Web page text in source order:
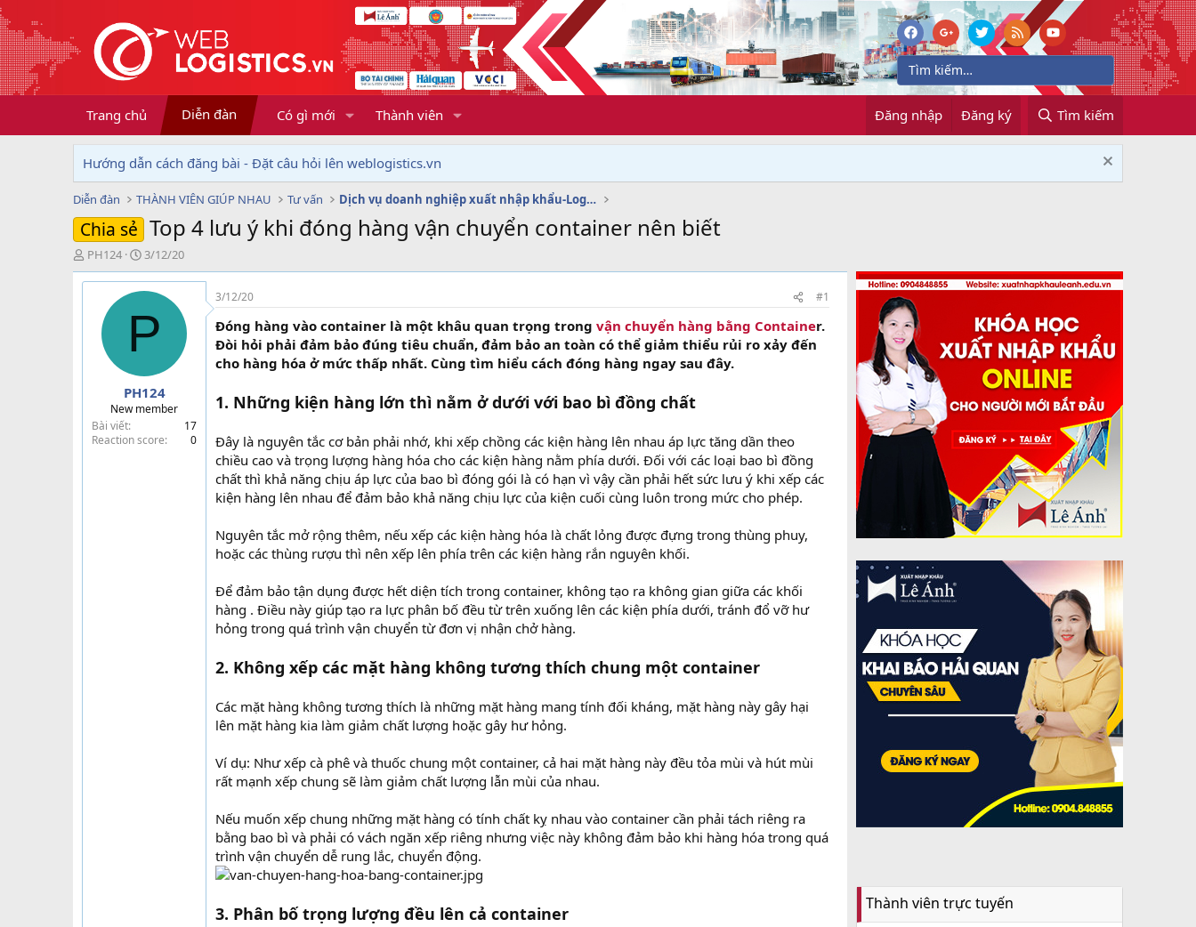
Trang chủ Diễn đàn Có gì mới Thành viên Đăng nhập Đăng ký Tìm kiếm
Hướng dẫn cách đăng bài - Đặt câu hỏi lên weblogistics.vn
Diễn đàn THÀNH VIÊN GIÚP NHAU Tư vấn Dịch vụ doanh nghiệp xuất nhập khẩu-Logistics
Chia sẻ Top 4 lưu ý khi đóng hàng vận chuyển container nên biết
T
h
r
PH124
N
g
à
g
ử
3/12/20
P
PH124
New member
Bài viết
17
Reaction score
0
3/12/20 #1
Đóng hàng vào container là một khâu quan trọng trong vận chuyển hàng bằng Container.
Đòi hỏi phải đảm bảo đúng tiêu chuẩn, đảm bảo an toàn có thể giảm thiểu rủi ro xảy đến
cho hàng hóa ở mức thấp nhất. Cùng tìm hiểu cách đóng hàng ngay sau đây.
1. Những kiện hàng lớn thì nằm ở dưới với bao bì đồng chất
Đây là nguyên tắc cơ bản phải nhớ, khi xếp chồng các kiện hàng lên nhau áp lực tăng dần theo
chiều cao và trọng lượng hàng hóa cho các kiện hàng nằm phía dưới. Đối với các loại bao bì đồng
chất thì khả năng chịu áp lực của bao bì đóng gói là có hạn vì vậy cần phải hết sức lưu ý khi xếp các
kiện hàng lên nhau để đảm bảo khả năng chịu lực của kiện cuối cùng luôn trong mức cho phép.
Nguyên tắc mở rộng thêm, nếu xếp các kiện hàng hóa là chất lỏng được đựng trong thùng phuy,
hoặc các thùng rượu thì nên xếp lên phía trên các kiện hàng rắn nguyên khối.
Để đảm bảo tận dụng được hết diện tích trong container, không tạo ra không gian giữa các khối
hàng . Điều này giúp tạo ra lực phân bố đều từ trên xuống lên các kiện phía dưới, tránh đổ vỡ hư
hỏng trong quá trình vận chuyển từ đơn vị nhận chở hàng.
2. Không xếp các mặt hàng không tương thích chung một container
Các mặt hàng không tương thích là những mặt hàng mang tính đối kháng, mặt hàng này gây hại
lên mặt hàng kia làm giảm chất lượng hoặc gây hư hỏng.
Ví dụ: Như xếp cà phê và thuốc chung một container, cả hai mặt hàng này đều tỏa mùi và hút mùi
rất mạnh xếp chung sẽ làm giảm chất lượng lẫn mùi của nhau.
Nếu muốn xếp chung những mặt hàng có tính chất kỵ nhau vào container cần phải tách riêng ra
bằng bao bì và phải có vách ngăn xếp riêng nhưng việc này không đảm bảo khi hàng hóa trong quá
trình vận chuyển dễ rung lắc, chuyển động.
3. Phân bố trọng lượng đều lên cả container Thành viên trực tuyến